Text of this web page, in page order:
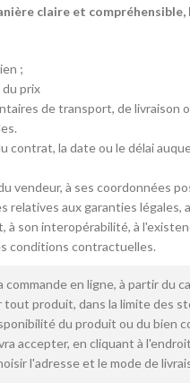
claire et
;
prix
de transport, de livraison
contrat, la date ou le délai
vendeur, à ses coordonnées
relatives aux garanties légales,
à son interopérabilité, à
conditions contractuelles.
en ligne, à partir du
produit, dans la limite des
du produit ou du bien
accepter, en cliquant à
l'adresse et le mode de